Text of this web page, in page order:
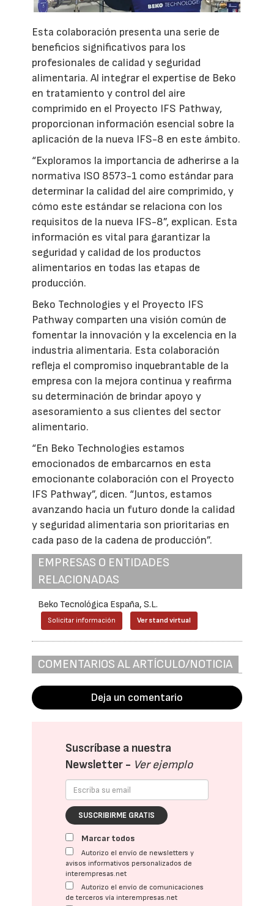
Esta colaboración presenta una serie de
beneficios significativos para los
profesionales de calidad y seguridad
alimentaria. Al integrar el expertise de Beko
en tratamiento y control del aire
comprimido en el Proyecto IFS Pathway,
proporcionan información esencial sobre la
aplicación de la nueva IFS-8 en este ámbito.
“Exploramos la importancia de adherirse a la
normativa ISO 8573-1 como estándar para
determinar la calidad del aire comprimido, y
cómo este estándar se relaciona con los
requisitos de la nueva IFS-8”, explican. Esta
información es vital para garantizar la
seguridad y calidad de los productos
alimentarios en todas las etapas de
producción.
Beko Technologies y el Proyecto IFS
Pathway comparten una visión común de
fomentar la innovación y la excelencia en la
industria alimentaria. Esta colaboración
refleja el compromiso inquebrantable de la
empresa con la mejora continua y reafirma
su determinación de brindar apoyo y
asesoramiento a sus clientes del sector
alimentario.
“En Beko Technologies estamos
emocionados de embarcarnos en esta
emocionante colaboración con el Proyecto
IFS Pathway”, dicen. “Juntos, estamos
avanzando hacia un futuro donde la calidad
y seguridad alimentaria son prioritarias en
cada paso de la cadena de producción”.
EMPRESAS O ENTIDADES
RELACIONADAS
Beko Tecnológica España, S.L.
Solicitar información Ver stand virtual
COMENTARIOS AL ARTÍCULO/NOTICIA
Deja un comentario
Suscríbase a nuestra
Newsletter - Ver ejemplo
SUSCRIBIRME GRATIS
Marcar todos
Autorizo el envío de newsletters y
avisos informativos personalizados de
interempresas.net
Autorizo el envío de comunicaciones
de terceros vía interempresas.net